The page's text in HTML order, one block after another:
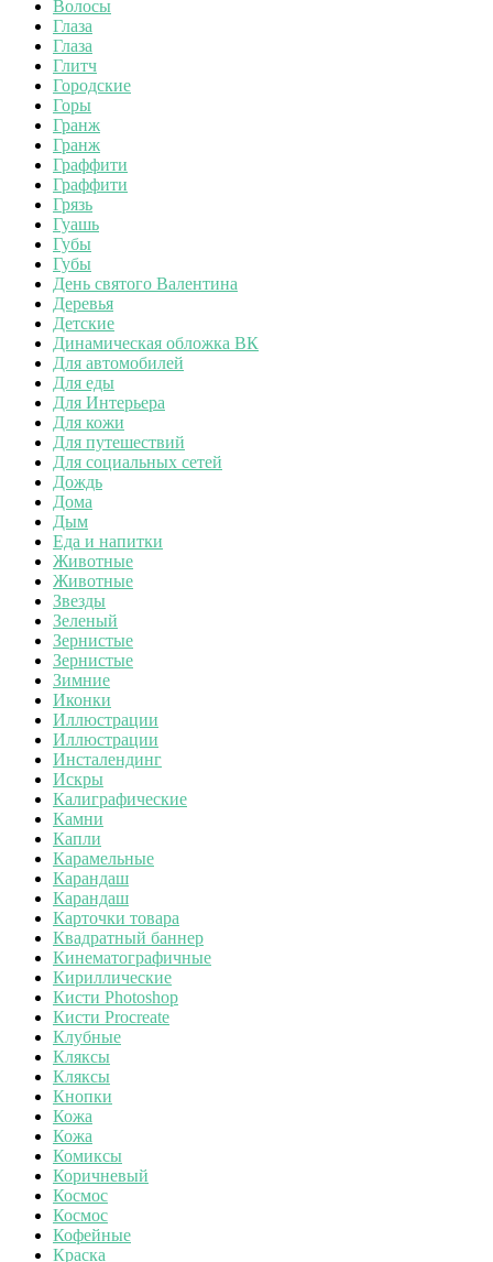
Волосы
Глаза
Глаза
Глитч
Городские
Горы
Гранж
Гранж
Граффити
Граффити
Грязь
Гуашь
Губы
Губы
День святого Валентина
Деревья
Детские
Динамическая обложка ВК
Для автомобилей
Для еды
Для Интерьера
Для кожи
Для путешествий
Для социальных сетей
Дождь
Дома
Дым
Еда и напитки
Животные
Животные
Звезды
Зеленый
Зернистые
Зернистые
Зимние
Иконки
Иллюстрации
Иллюстрации
Инсталендинг
Искры
Калиграфические
Камни
Капли
Карамельные
Карандаш
Карандаш
Карточки товара
Квадратный баннер
Кинематографичные
Кириллические
Кисти Photoshop
Кисти Procreate
Клубные
Кляксы
Кляксы
Кнопки
Кожа
Кожа
Комиксы
Коричневый
Космос
Космос
Кофейные
Краска